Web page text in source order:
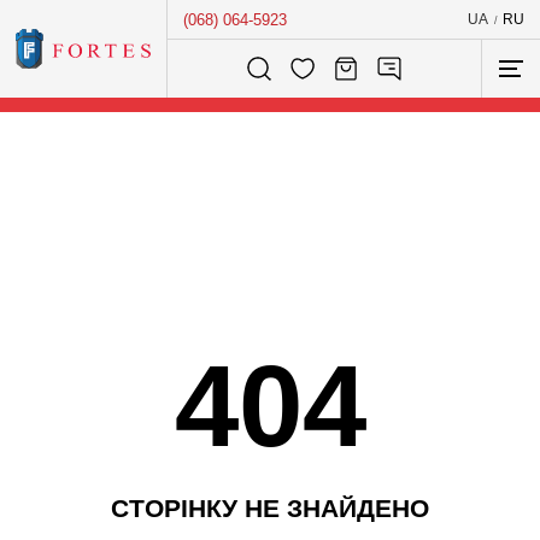
(068) 064-5923 UA / RU
Розумний пошук...
404
СТОРІНКУ НЕ ЗНАЙДЕНО